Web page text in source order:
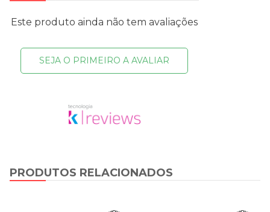
Este produto ainda não tem avaliações
SEJA O PRIMEIRO A AVALIAR
PRODUTOS RELACIONADOS